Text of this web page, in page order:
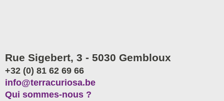
Rue Sigebert, 3 - 5030 Gembloux
+32 (0) 81 62 69 66
info@terracuriosa.be
Qui sommes-nous ?